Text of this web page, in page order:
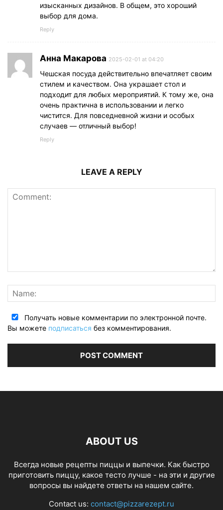
изысканных дизайнов. В общем, это хороший
выбор для дома.
Reply
Анна Макарова 2025-02-01 at 04:20
Чешская посуда действительно впечатляет своим
стилем и качеством. Она украшает стол и
подходит для любых мероприятий. К тому же, она
очень практична в использовании и легко
чистится. Для повседневной жизни и особых
случаев — отличный выбор!
Reply
LEAVE A REPLY
Получать новые комментарии по электронной почте.
Вы можете подписаться без комментирования.
ABOUT US
Всегда новые рецепты пиццы и выпечки. Как быстро
приготовить пиццу, какое тесто лучше - на эти и другие
вопросы вы найдете ответы на нашем сайте.
Contact us: contact@pizzarezept.ru